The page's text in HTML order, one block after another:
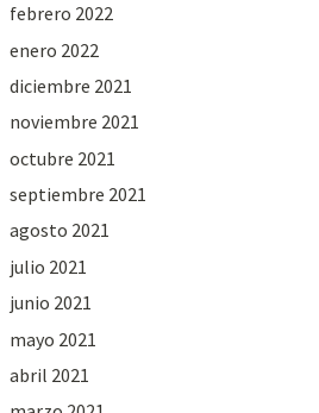
febrero 2022
enero 2022
diciembre 2021
noviembre 2021
octubre 2021
septiembre 2021
agosto 2021
julio 2021
junio 2021
mayo 2021
abril 2021